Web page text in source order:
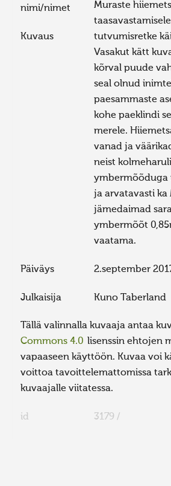
nimi/nimet
Kuvaus
Muraste
tutvumisretke
Vasakut kätt
kõrval puude
seal olnud
paesammaste
kohe paeklindi
merele.
vanad ja
neist
ymbermõõduga
ja arvatavasti ka
jämedaimad
ymbermõõt
vaatama.
Päiväys 2.september
Julkaisija Kuno Taberland
Tällä valinnalla kuvaaja antaa
Commons 4.0 lisenssin ehtojen
vapaaseen käyttöön. Kuvaa voi
voittoa tavoittelemattomissa
kuvaajalle viitatessa.
id 3179 /